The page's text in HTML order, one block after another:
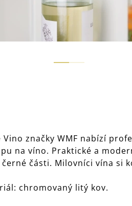
Vino značky WMF nabízí
na víno. Praktické a
části. Milovníci vína si
chromovaný litý kov.